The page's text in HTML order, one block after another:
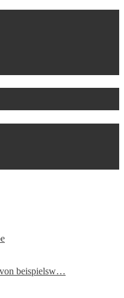
von beispielsw…